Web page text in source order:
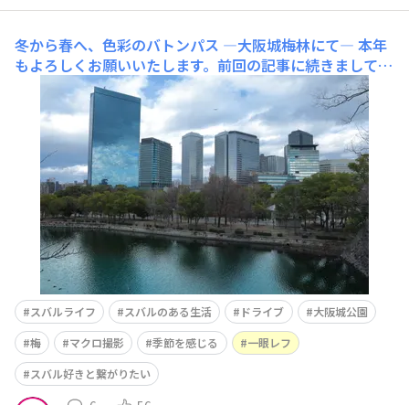
冬から春へ、色彩のバトンパス ―大阪城梅林にて― 本年
もよろしくお願いいたします。前回の記事に続きまして、
今回は大阪城公園でのひとときを。 前回は少し遊び心の
ある風景を中心にお届けしましたが、今日はそのまま梅林
へと足を向けた際のお話です。まだ冬の寒さは残るもの
の、梅林では早咲きの花々が静かに、しかし力強く春の準
備を始めていました。 近代的なOBPの
スバルライフ スバルのある生活 ドライブ
大阪城公園
梅
マクロ撮影 季節を感じる
一眼レフ
スバル好きと繋がりたい